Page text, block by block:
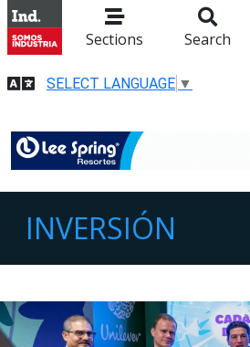
Sections Search
SELECT LANGUAGE ▼
INVERSIÓN